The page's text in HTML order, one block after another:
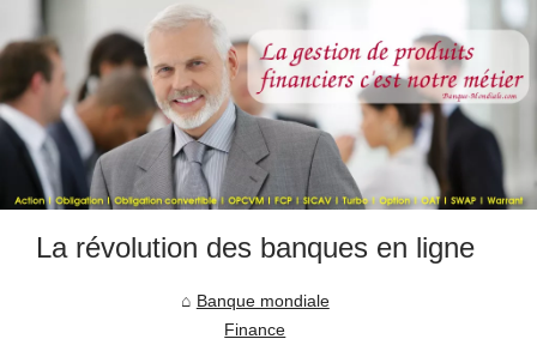
La révolution des banques en ligne
Banque mondiale
Finance